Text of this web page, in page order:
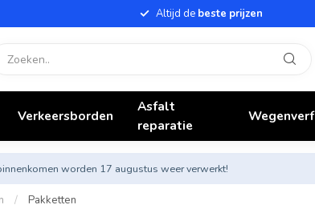
Altijd de beste prijzen
Verkeersborden
Asfalt
reparatie
Wegenverf
worden 17 augustus weer verwerkt!
/ Pakketten